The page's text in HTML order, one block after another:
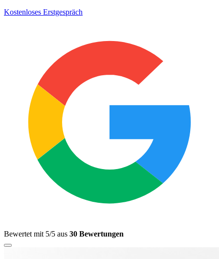
Kostenloses Erstgespräch
Bewertet mit 5/5 aus 30 Bewertungen